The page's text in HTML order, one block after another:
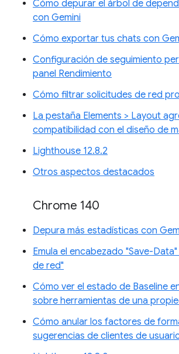
Cómo depurar el árbol de
con Gemini
Cómo exportar tus chats con
Configuración de seguimiento
panel Rendimiento
Cómo filtrar solicitudes de red
La pestaña Elements > Layout
compatibilidad con el diseño de
Lighthouse 12.8.2
Otros aspectos destacados
Chrome 140
Depura más estadísticas con
Emula el encabezado "Save-
de red"
Cómo ver el estado de Baseline
sobre herramientas de una
Cómo anular los factores de
sugerencias de clientes de